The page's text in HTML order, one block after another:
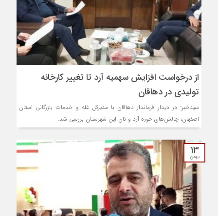
از درخواست افزایش سهمیه آرد تا تغییر کارخانه
تولیدی در دهاقان
سیناخبر- در دیدار فرماندار دهاقان با مدیرکل غله و خدمات بازرگانی استان
اصفهان، چالش‌های حوزه آرد و نان این شهرستان بررسی شد.
13
بهمن